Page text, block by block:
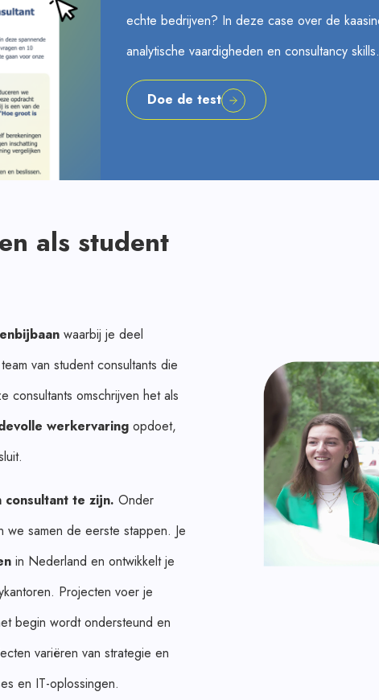
echte bedrijven? In deze case over de
analytische vaardigheden en consultancy skills.
Doe de test
als student
waarbij je deel
van student consultants die
consultants omschrijven het als
werkervaring opdoet,
te zijn. Onder
we samen de eerste stappen. Je
in Nederland en ontwikkelt je
Projecten voer je
begin wordt ondersteund en
variëren van strategie en
en IT-oplossingen.